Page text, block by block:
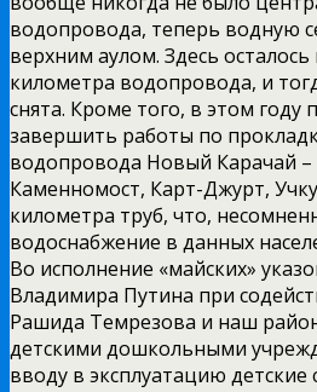
водопровода, теперь водную
верхним аулом. Здесь
километра водопровода, и
снята. Кроме того, в этом году
завершить работы по
водопровода Новый Карачай –
Каменномост, Карт-Джурт,
километра труб, что,
водоснабжение в данных
Во исполнение «майских»
Владимира Путина при
Рашида Темрезова и наш
детскими дошкольными
вводу в эксплуатацию